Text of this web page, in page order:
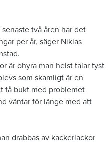
två åren har det
per år, säger Niklas
är ohyra man helst talar tyst
som skamligt är en
få bukt med problemet
väntar för länge med att
drabbas av kackerlackor